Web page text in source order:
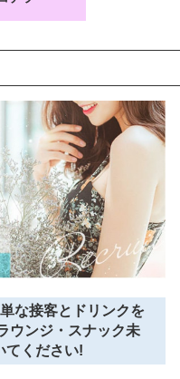
ィなどは一切ございませ
主婦の方、シングルマザー
初めての方も大歓迎!
から丁寧にレクチャーいた
い♪
なたもすぐに馴染めるは
ある方も大歓迎です!
な接客とドリンクを
ウンジ・スナック未
てください!